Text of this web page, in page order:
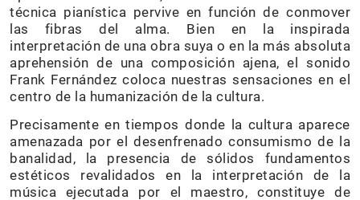
técnica pianística pervive en función de conmover
las fibras del alma. Bien en la inspirada
interpretación de una obra suya o en la más absoluta
aprehensión de una composición ajena, el sonido
Frank Fernández coloca nuestras sensaciones en el
centro de la humanización de la cultura.
Precisamente en tiempos donde la cultura aparece
amenazada por el desenfrenado consumismo de la
banalidad, la presencia de sólidos fundamentos
estéticos revalidados en la interpretación de la
música ejecutada por el maestro, constituye de